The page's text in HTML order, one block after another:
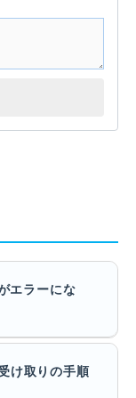
エラーにな
け取りの手順